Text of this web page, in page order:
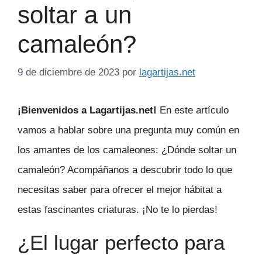
soltar a un
camaleón?
9 de diciembre de 2023 por lagartijas.net
¡Bienvenidos a Lagartijas.net! En este artículo
vamos a hablar sobre una pregunta muy común en
los amantes de los camaleones: ¿Dónde soltar un
camaleón? Acompáñanos a descubrir todo lo que
necesitas saber para ofrecer el mejor hábitat a
estas fascinantes criaturas. ¡No te lo pierdas!
¿El lugar perfecto para